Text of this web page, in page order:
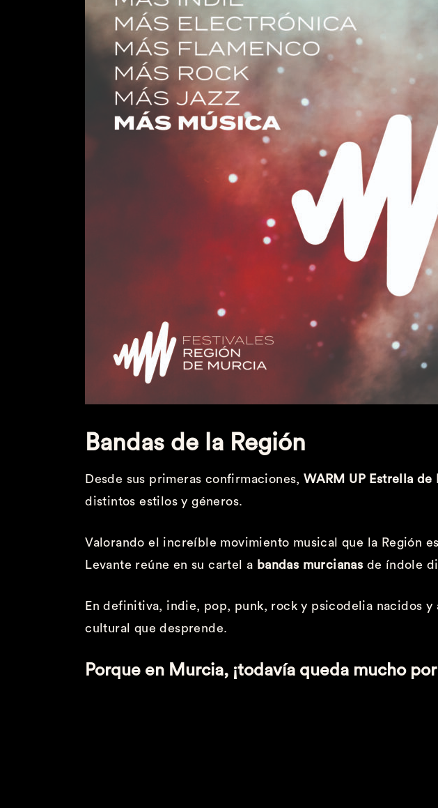
Bandas de la Región
Desde sus primeras confirmaciones,WARM UP Estrella de
distintos estilos y géneros.
Valorando el increíble movimiento musical que la Región
Levante reúne en su cartel a bandas murcianas de índole
En definitiva, indie, pop, punk, rock y psicodelia nacidos y
cultural que desprende.
Porque en Murcia, ¡todavía queda mucho